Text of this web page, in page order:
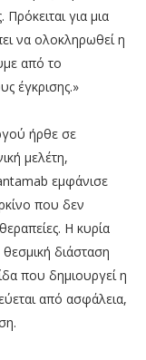
για μια
να ολοκληρωθεί η
από το
έγκρισης.»
ήρθε σε
μελέτη,
εμφάνισε
που δεν
Η κυρία
διάσταση
που δημιουργεί η
από ασφάλεια,